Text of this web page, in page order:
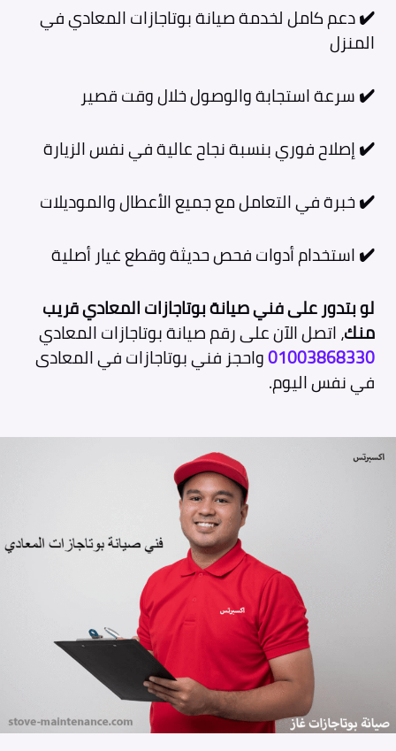
✔️دعم كامل لخدمة صيانة بوتاجازات المعادي في
المنزل
✔️سرعة استجابة والوصول خلال وقت قصير
✔️إصلاح فوري بنسبة نجاح عالية في نفس الزيارة
✔️خبرة في التعامل مع جميع الأعطال والموديلات
✔️استخدام أدوات فحص حديثة وقطع غيار أصلية
لو بتدور على فني صيانة بوتاجازات المعادي قريب
منك، اتصل الآن على رقم صيانة بوتاجازات المعادي
01003868330واحجز فني بوتاجازات في المعادى
في نفس اليوم.